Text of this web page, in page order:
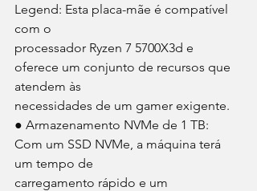
Legend: Esta placa-mãe é compatível
com o
processador Ryzen 7 5700X3d e
oferece um conjunto de recursos que
atendem às
necessidades de um gamer exigente.
● Armazenamento NVMe de 1 TB:
Com um SSD NVMe, a máquina terá
um tempo de
carregamento rápido e um